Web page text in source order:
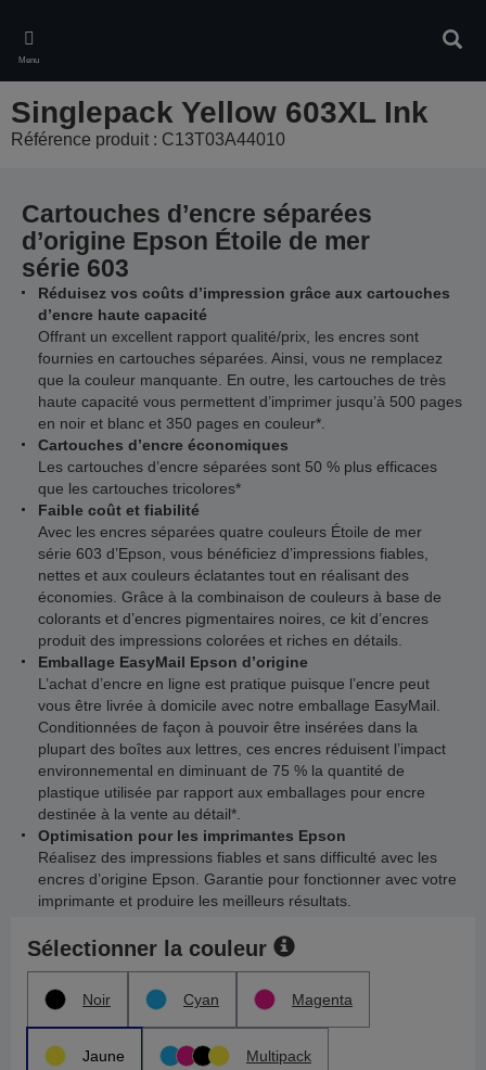
main
content
Menu
Singlepack Yellow 603XL Ink
Référence produit : C13T03A44010
Cartouches d’encre séparées
d’origine Epson Étoile de mer
série 603
Réduisez vos coûts d’impression grâce aux cartouches
d’encre haute capacité
Offrant un excellent rapport qualité/prix, les encres sont
fournies en cartouches séparées. Ainsi, vous ne remplacez
que la couleur manquante. En outre, les cartouches de très
haute capacité vous permettent d’imprimer jusqu’à 500 pages
en noir et blanc et 350 pages en couleur*.
Cartouches d’encre économiques
Les cartouches d’encre séparées sont 50 % plus efficaces
que les cartouches tricolores*
Faible coût et fiabilité
Avec les encres séparées quatre couleurs Étoile de mer
série 603 d’Epson, vous bénéficiez d’impressions fiables,
nettes et aux couleurs éclatantes tout en réalisant des
économies. Grâce à la combinaison de couleurs à base de
colorants et d’encres pigmentaires noires, ce kit d’encres
produit des impressions colorées et riches en détails.
Emballage EasyMail Epson d’origine
L’achat d’encre en ligne est pratique puisque l’encre peut
vous être livrée à domicile avec notre emballage EasyMail.
Conditionnées de façon à pouvoir être insérées dans la
plupart des boîtes aux lettres, ces encres réduisent l’impact
environnemental en diminuant de 75 % la quantité de
plastique utilisée par rapport aux emballages pour encre
destinée à la vente au détail*.
Optimisation pour les imprimantes Epson
Réalisez des impressions fiables et sans difficulté avec les
encres d’origine Epson. Garantie pour fonctionner avec votre
imprimante et produire les meilleurs résultats.
Sélectionner la couleur
Noir Cyan Magenta
Jaune Multipack